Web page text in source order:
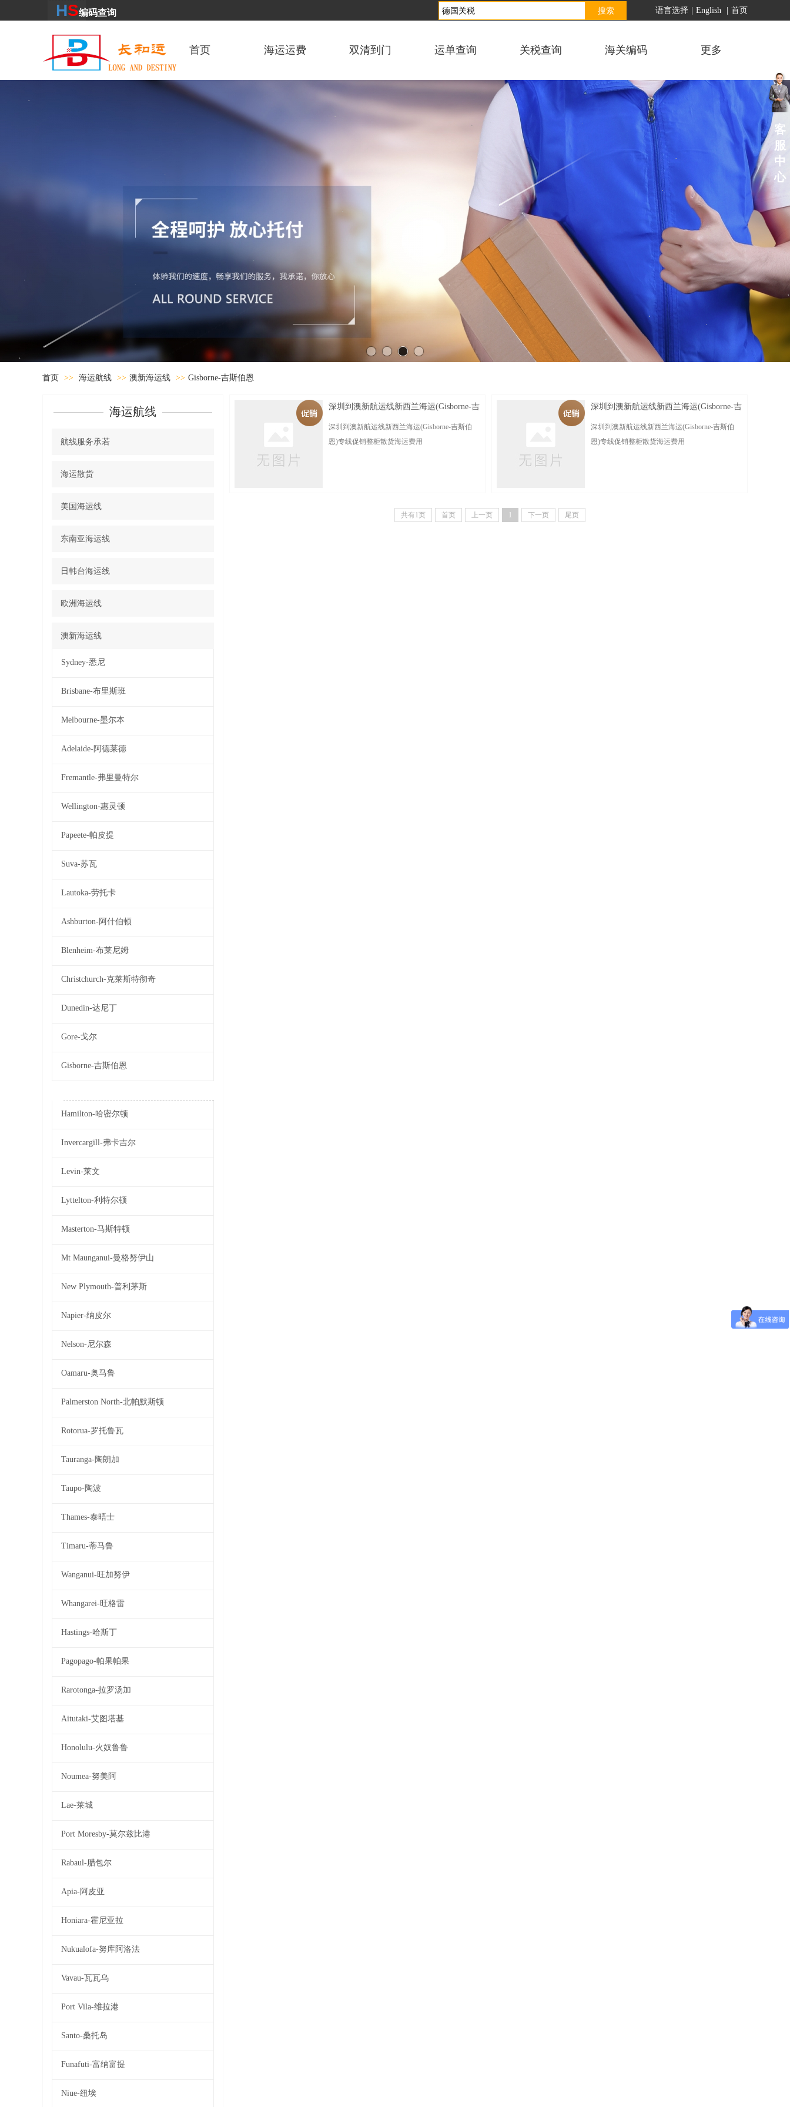
HS编码查询 搜索
首页 海运运费 双清到门 运单查询 关税查询 海关编码 更多
语言选择 English 首页
首页 >> 海运航线 >> 澳新海运线 >> Gisborne-吉斯伯恩
海运航线
航线服务承若
海运散货
美国海运线
东南亚海运线
日韩台海运线
欧洲海运线
澳新海运线
Sydney-悉尼
Brisbane-布里斯班
Melbourne-墨尔本
Adelaide-阿德莱德
Fremantle-弗里曼特尔
Wellington-惠灵顿
Papeete-帕皮提
Suva-苏瓦
Lautoka-劳托卡
Ashburton-阿什伯顿
Blenheim-布莱尼姆
Christchurch-克莱斯特彻奇
Dunedin-达尼丁
Gore-戈尔
Gisborne-吉斯伯恩
Hamilton-哈密尔顿
Invercargill-弗卡吉尔
Levin-莱文
Lyttelton-利特尔顿
Masterton-马斯特顿
Mt Maunganui-曼格努伊山
New Plymouth-普利茅斯
Napier-纳皮尔
Nelson-尼尔森
Oamaru-奥马鲁
Palmerston North-北帕默斯顿
Rotorua-罗托鲁瓦
Tauranga-陶朗加
Taupo-陶波
Thames-泰晤士
Timaru-蒂马鲁
Wanganui-旺加努伊
Whangarei-旺格雷
Hastings-哈斯丁
Pagopago-帕果帕果
Rarotonga-拉罗汤加
Aitutaki-艾图塔基
Honolulu-火奴鲁鲁
Noumea-努美阿
Lae-莱城
Port Moresby-莫尔兹比港
Rabaul-腊包尔
Apia-阿皮亚
Honiara-霍尼亚拉
Nukualofa-努库阿洛法
Vavau-瓦瓦乌
Port Vila-维拉港
Santo-桑托岛
Funafuti-富纳富提
Niue-纽埃
深圳到澳新航运线新西兰海运(Gisborne-吉
深圳到澳新航运线新西兰海运(Gisborne-吉斯伯
恩)专线促销整柜散货海运费用
深圳到澳新航运线新西兰海运(Gisborne-吉
深圳到澳新航运线新西兰海运(Gisborne-吉斯伯
恩)专线促销整柜散货海运费用
共有1页 首页 上一页 1 下一页 尾页
客
服
中
心